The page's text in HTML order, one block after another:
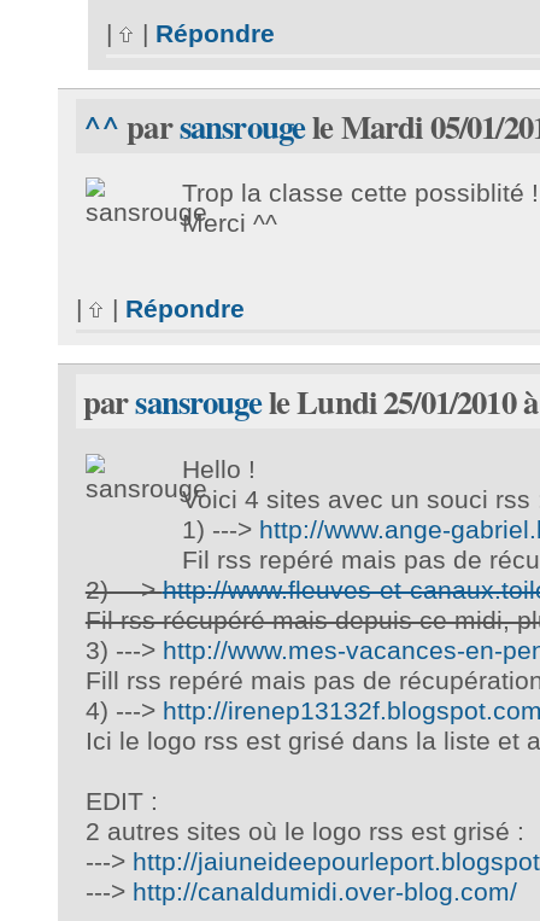
| | Répondre
^^parsansrougele Mardi 05/01/
Trop la classe cette possiblité !
Merci ^^
| | Répondre
parsansrougele Lundi 25/01/2010
Hello !
Voici 4 sites avec un souci rss
1) ---> http://www.ange-
Fil rss repéré mais pas de
2) --->http://www.fleuves-et-
Fil rss récupéré mais depuis ce midi,
3) ---> http://www.mes-vacances-en-
Fill rss repéré mais pas de
4) ---> http://
Ici le logo rss est grisé dans la liste et
EDIT :
2 autres sites où le logo rss est grisé :
---> http://
---> http://canaldumidi.over-blog.com/